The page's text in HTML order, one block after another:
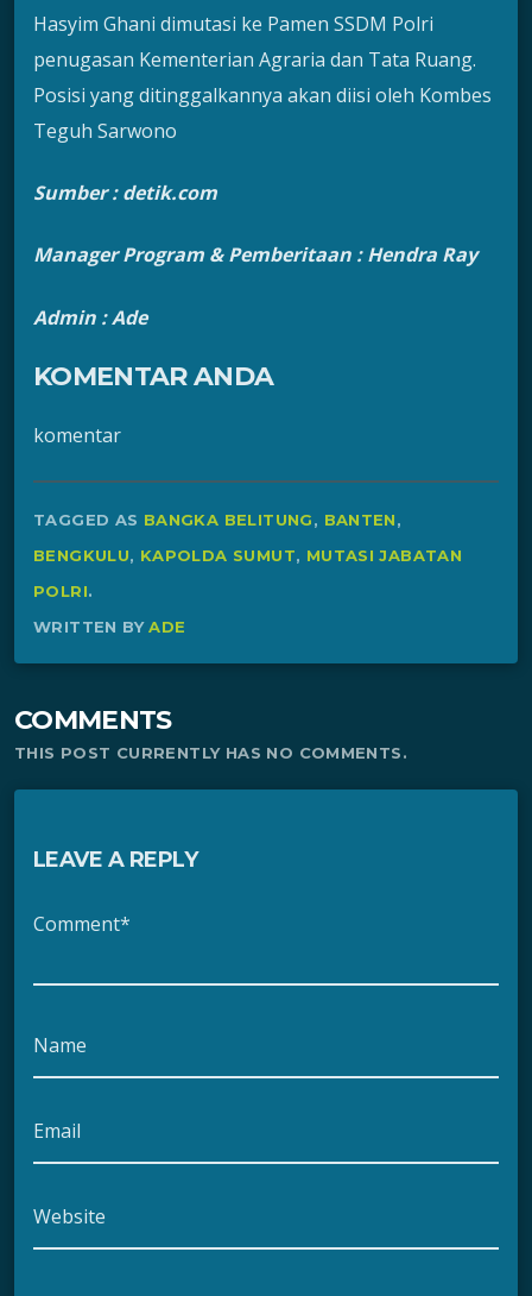
Hasyim Ghani dimutasi ke Pamen SSDM Polri
penugasan Kementerian Agraria dan Tata Ruang.
Posisi yang ditinggalkannya akan diisi oleh Kombes
Teguh Sarwono
Sumber : detik.com
Manager Program & Pemberitaan : Hendra Ray
Admin : Ade
KOMENTAR ANDA
komentar
TAGGED AS BANGKA BELITUNG, BANTEN,
BENGKULU, KAPOLDA SUMUT, MUTASI JABATAN
POLRI.
WRITTEN BYADE
COMMENTS
THIS POST CURRENTLY HAS NO COMMENTS.
LEAVE A REPLY
Comment*
Name
Email
Website